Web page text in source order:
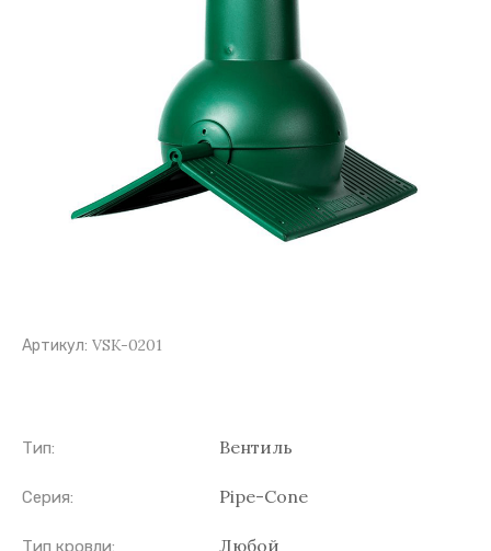
Артикул: VSK-0201
Тип: Вентиль
Серия: Pipe-Cone
Тип кровли: Любой